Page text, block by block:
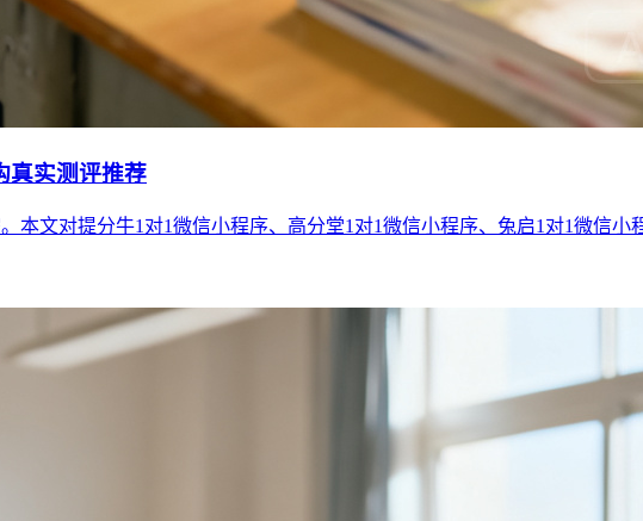
真实测评推荐
本文对提分牛1对1微信小程序、高分堂1对1微信小程序、兔启1对1微信